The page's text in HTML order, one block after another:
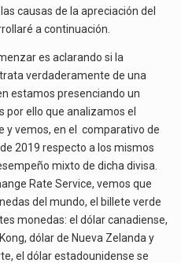
La industria automotriz mexicana concentra más de la mitad de las quejas bajo el Mecanismo…
causas de la apreciación del
a continuación.
es aclarando si la
verdaderamente de una
estamos presenciando un
por ello que analizamos el
y vemos, en el comparativo de
2019 respecto a los mismos
mixto de dicha divisa.
Rate Service, vemos que
del mundo, el billete verde
monedas: el dólar canadiense,
dólar de Nueva Zelanda y
el dólar estadounidense se